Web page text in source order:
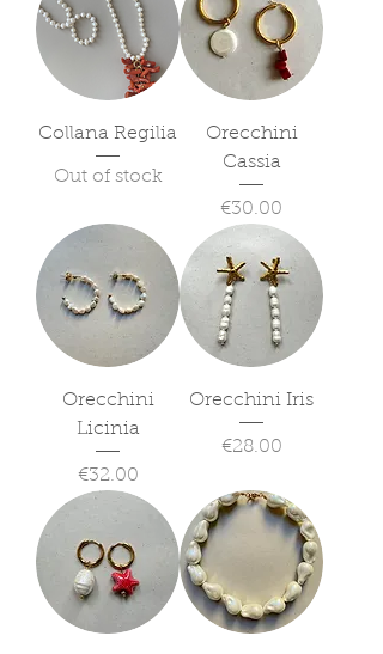
Collana Regilia
Out of stock
Orecchini
Cassia
Price
€30.00
Orecchini
Licinia
Price
€32.00
Orecchini Iris
Price
€28.00